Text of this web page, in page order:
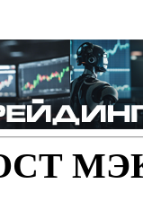
МЭК